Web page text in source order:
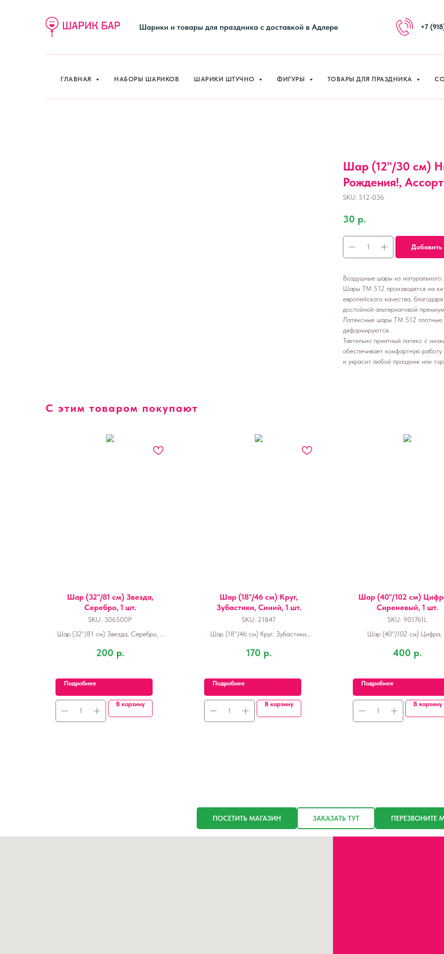
Шарики и товары для праздника с доставкой в Адлере +7
ГЛАВНАЯ НАБОРЫ ШАРИКОВ ШАРИКИ ШТУЧНО ФИГУРЫ ТОВАРЫ ДЛЯ ПРАЗДНИКА
Шар (12''/30 см)
Рождения!,
SKU: 512-036
30 р.
Добавить
Воздушные шары из натурального
Шары ТМ 512 производятся на
европейского качества,
достойной альтернативой
Латексные шары ТМ 512 плотные,
деформируются.
Тактильно приятный латекс с
обеспечивает комфортную
и украсит любой праздник или
С этим товаром покупают
Шар (32''/81 см) Звезда,
Серебро, 1 шт.
SKU: 306500P
Шар (32''/81 см) Звезда, Серебро, 1
200 р.
Подробнее
В корзину
Шар (18''/46 см) Круг,
Зубастики, Синий, 1 шт.
SKU: 21847
Шар (18''/46 см) Круг, Зубастики,
170 р.
Подробнее
В корзину
Шар (40''/102 см)
Сиреневый, 1 шт.
SKU: 901761L
Шар (40''/102 см) Цифра,
400 р.
Подробнее
В корзину
ПОСЕТИТЬ МАГАЗИН ЗАКАЗАТЬ ТУТ ПЕРЕЗВОНИТЕ